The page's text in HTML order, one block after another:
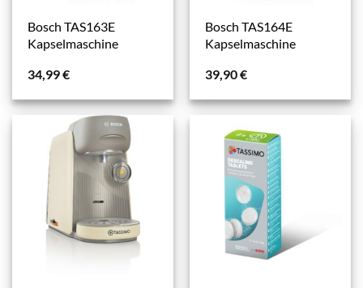
Bosch TAS163E
Kapselmaschine
34,99€
Bosch TAS164E
Kapselmaschine
39,90€